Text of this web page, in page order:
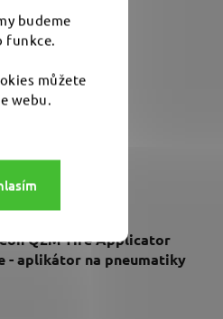
budeme
funkce.
můžete
webu.
Q2M Tire Applicator
- aplikátor na pneumatiky